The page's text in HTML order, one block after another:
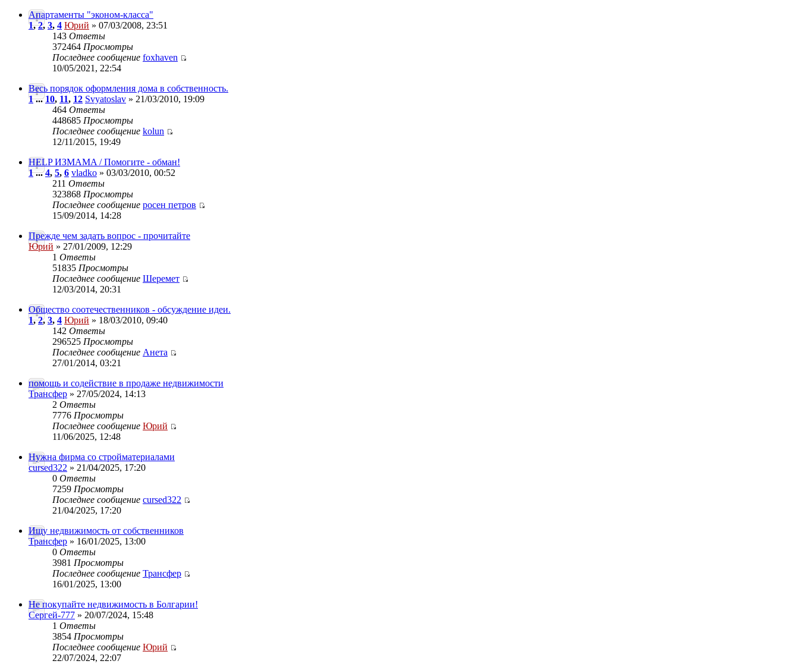
Апартаменты "эконом-класса"
1,2, 3, 4 Юрий » 07/03/2008, 23:51
143 Ответы
372464 Просмотры
Последнее сообщение foxhaven
10/05/2021, 22:54
Весь порядок оформления дома в собственность.
1...10, 11, 12 Svyatoslav » 21/03/2010, 19:09
464 Ответы
448685 Просмотры
Последнее сообщение kolun
12/11/2015, 19:49
HELP ИЗМАМA / Помогите - обман!
1...4, 5, 6 vladko » 03/03/2010, 00:52
211 Ответы
323868 Просмотры
Последнее сообщение росен петров
15/09/2014, 14:28
Прежде чем задать вопрос - прочитайте
Юрий » 27/01/2009, 12:29
1 Ответы
51835 Просмотры
Последнее сообщение Шеремет
12/03/2014, 20:31
Общество соотечественников - обсуждение идеи.
1,2, 3, 4 Юрий » 18/03/2010, 09:40
142 Ответы
296525 Просмотры
Последнее сообщение Анета
27/01/2014, 03:21
помощь и содействие в продаже недвижимости
Трансфер » 27/05/2024, 14:13
2 Ответы
7776 Просмотры
Последнее сообщение Юрий
11/06/2025, 12:48
Нужна фирма со стройматериалами
cursed322 » 21/04/2025, 17:20
0 Ответы
7259 Просмотры
Последнее сообщение cursed322
21/04/2025, 17:20
Ищу недвижимость от собственников
Трансфер » 16/01/2025, 13:00
0 Ответы
3981 Просмотры
Последнее сообщение Трансфер
16/01/2025, 13:00
Не покупайте недвижимость в Болгарии!
Сергей-777 » 20/07/2024, 15:48
1 Ответы
3854 Просмотры
Последнее сообщение Юрий
22/07/2024, 22:07